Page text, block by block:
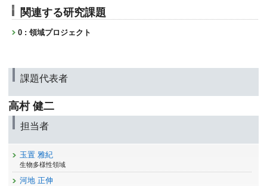
関連する研究課題
0 : 領域プロジェクト
課題代表者
高村 健二
担当者
玉置 雅紀
生物多様性領域
河地 正伸